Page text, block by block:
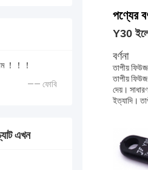
！！！
—— ফোবি
এখন
পণ্যের
Y30
বর্ণনা
তাপীয়
তাপীয়
দেয়।
ইত্যাদি।